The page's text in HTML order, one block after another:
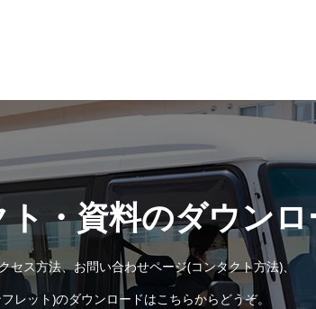
・資料のダウン
セス方法、お問い合わせページ(コンタクト方法)、
レット)のダウンロードはこちらからどうぞ。